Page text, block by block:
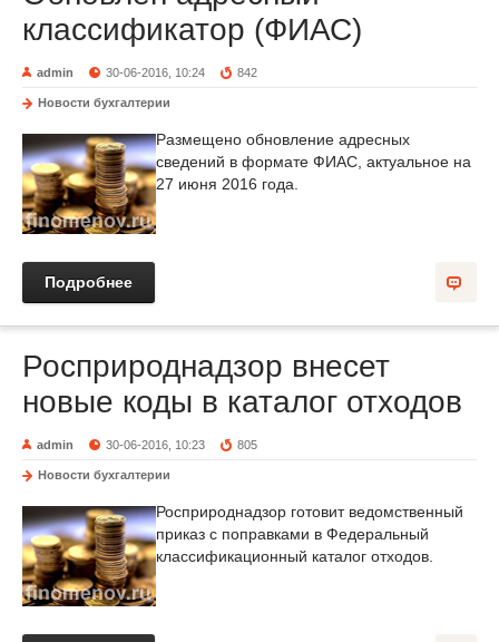
классификатор (ФИАС)
admin 30-06-2016, 10:24 842
Новости бухгалтерии
Размещено обновление адресных
сведений в формате ФИАС, актуальное на
27 июня 2016 года.
Подробнее
Росприроднадзор внесет
новые коды в каталог отходов
admin 30-06-2016, 10:23 805
Новости бухгалтерии
Росприроднадзор готовит ведомственный
приказ с поправками в Федеральный
классификационный каталог отходов.